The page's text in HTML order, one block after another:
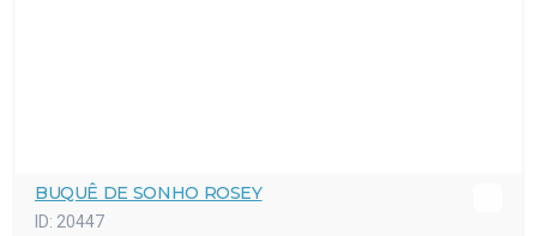
BUQUÊ DE SONHO ROSEY
ID: 20447